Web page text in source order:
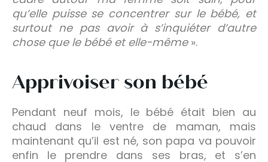
qu’elle puisse se concentrer sur le bébé, et
surtout ne pas avoir à s’inquiéter d’autre
chose que le bébé et elle-même».
Apprivoiser son bébé
Pendant neuf mois, le bébé était bien au
chaud dans le ventre de maman, mais
maintenant qu’il est né, son papa va pouvoir
enfin le prendre dans ses bras, et s’en